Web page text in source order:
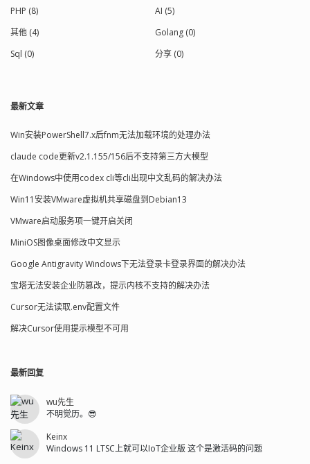
PHP (8)
AI (5)
其他 (4)
Golang (0)
Sql (0)
分享 (0)
最新文章
Win安装PowerShell7.x后fnm无法加载环境的处理办法
claude code更新v2.1.155/156后不支持第三方大模型
在Windows中使用codex cli等cli出现中文乱码的解决办法
Win11安装VMware虚拟机共享磁盘到Debian13
VMware启动服务项一键开启关闭
MiniOS图像桌面修改中文显示
Google Antigravity Windows下无法登录卡登录界面的解决办法
宝塔无法安装企业防篡改，提示内核不支持的解决办法
Cursor无法读取.env配置文件
解决Cursor使用提示模型不可用
最新回复
wu先生
不明觉历。😎
Keinx
Windows 11 LTSC上就可以IoT企业版 这个是激活码的问题